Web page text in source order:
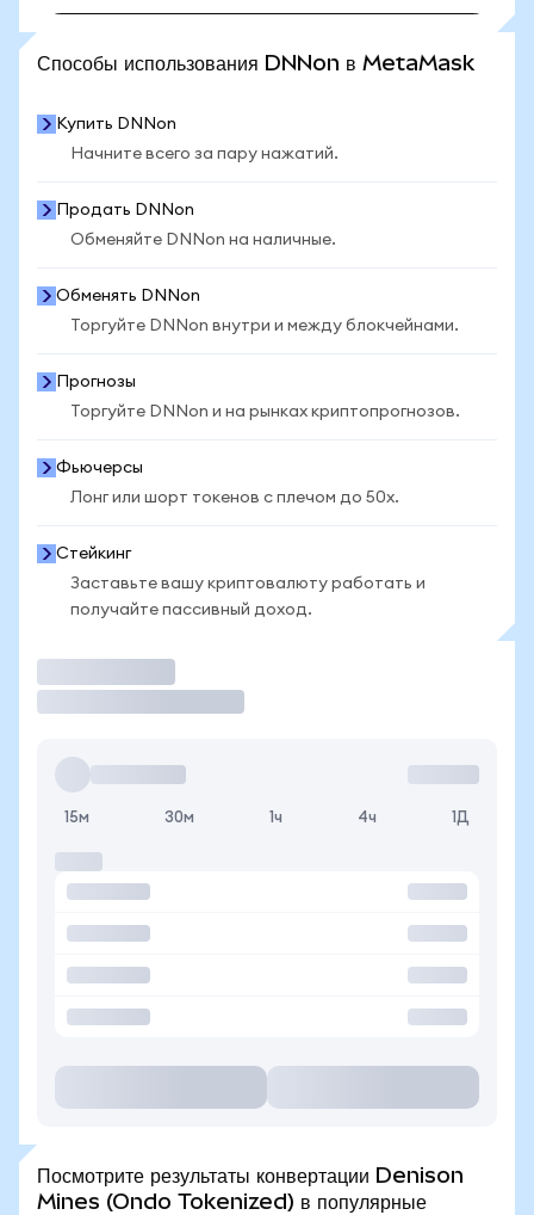
Способы использования DNNon в MetaMask
Купить DNNon
Начните всего за пару нажатий.
Продать DNNon
Обменяйте DNNon на наличные.
Обменять DNNon
Торгуйте DNNon внутри и между блокчейнами.
Прогнозы
Торгуйте DNNon и на рынках криптопрогнозов.
Фьючерсы
Лонг или шорт токенов с плечом до 50x.
Стейкинг
Заставьте вашу криптовалюту работать и
получайте пассивный доход.
15м 30м 1ч 4ч 1Д
Посмотрите результаты конвертации Denison
Mines (Ondo Tokenized) в популярные